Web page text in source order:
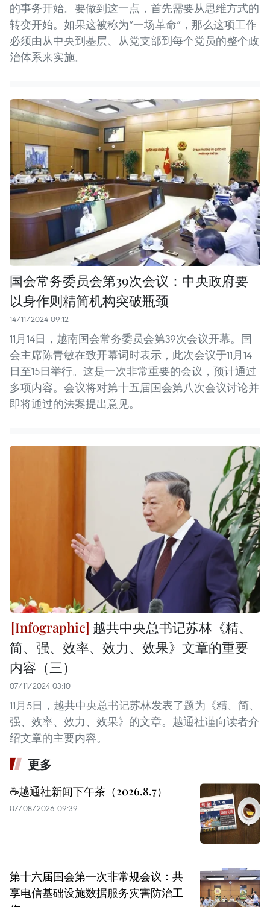
的事务开始。要做到这一点，首先需要从思维方式的
转变开始。如果这被称为“一场革命”，那么这项工作
必须由从中央到基层、从党支部到每个党员的整个政
治体系来实施。
国会常务委员会第39次会议：中央政府要
以身作则精简机构突破瓶颈
14/11/2024 09:12
11月14日，越南国会常务委员会第39次会议开幕。国
会主席陈青敏在致开幕词时表示，此次会议于11月14
日至15日举行。这是一次非常重要的会议，预计通过
多项内容。会议将对第十五届国会第八次会议讨论并
即将通过的法案提出意见。
越共中央总书记苏林《精、
简、强、效率、效力、效果》文章的重要
内容（三）
07/11/2024 03:10
11月5日，越共中央总书记苏林发表了题为《精、简、
强、效率、效力、效果》的文章。越通社谨向读者介
绍文章的主要内容。
更多
☕️越通社新闻下午茶（2026.8.7）
07/08/2026 09:39
第十六届国会第一次非常规会议：共
享电信基础设施数据服务灾害防治工